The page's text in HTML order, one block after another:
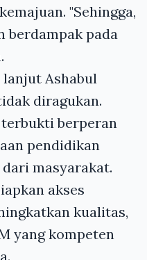
"Sehingga,
berdampak pada
lanjut Ashabul
diragukan.
terbukti berperan
pendidikan
masyarakat.
akses
kualitas,
yang kompeten